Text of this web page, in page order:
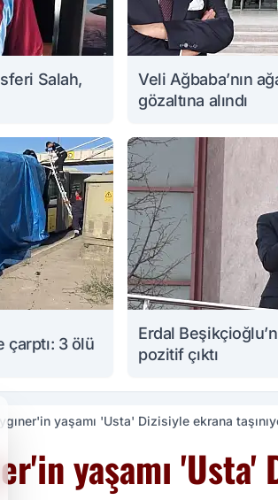
Salah,
Veli Ağbaba’nın
gözaltına alındı
çarptı: 3 ölü
Erdal
pozitif çıktı
yaşamı 'Usta' Dizisiyle ekrana
yaşamı